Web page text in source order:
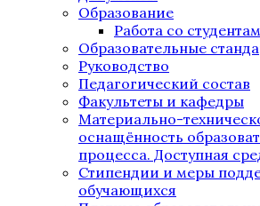
Образование
Работа со
Образовательные
Руководство
Педагогический состав
Факультеты и кафедры
Материально-
оснащённость
процесса. Доступная
Стипендии и меры
обучающихся